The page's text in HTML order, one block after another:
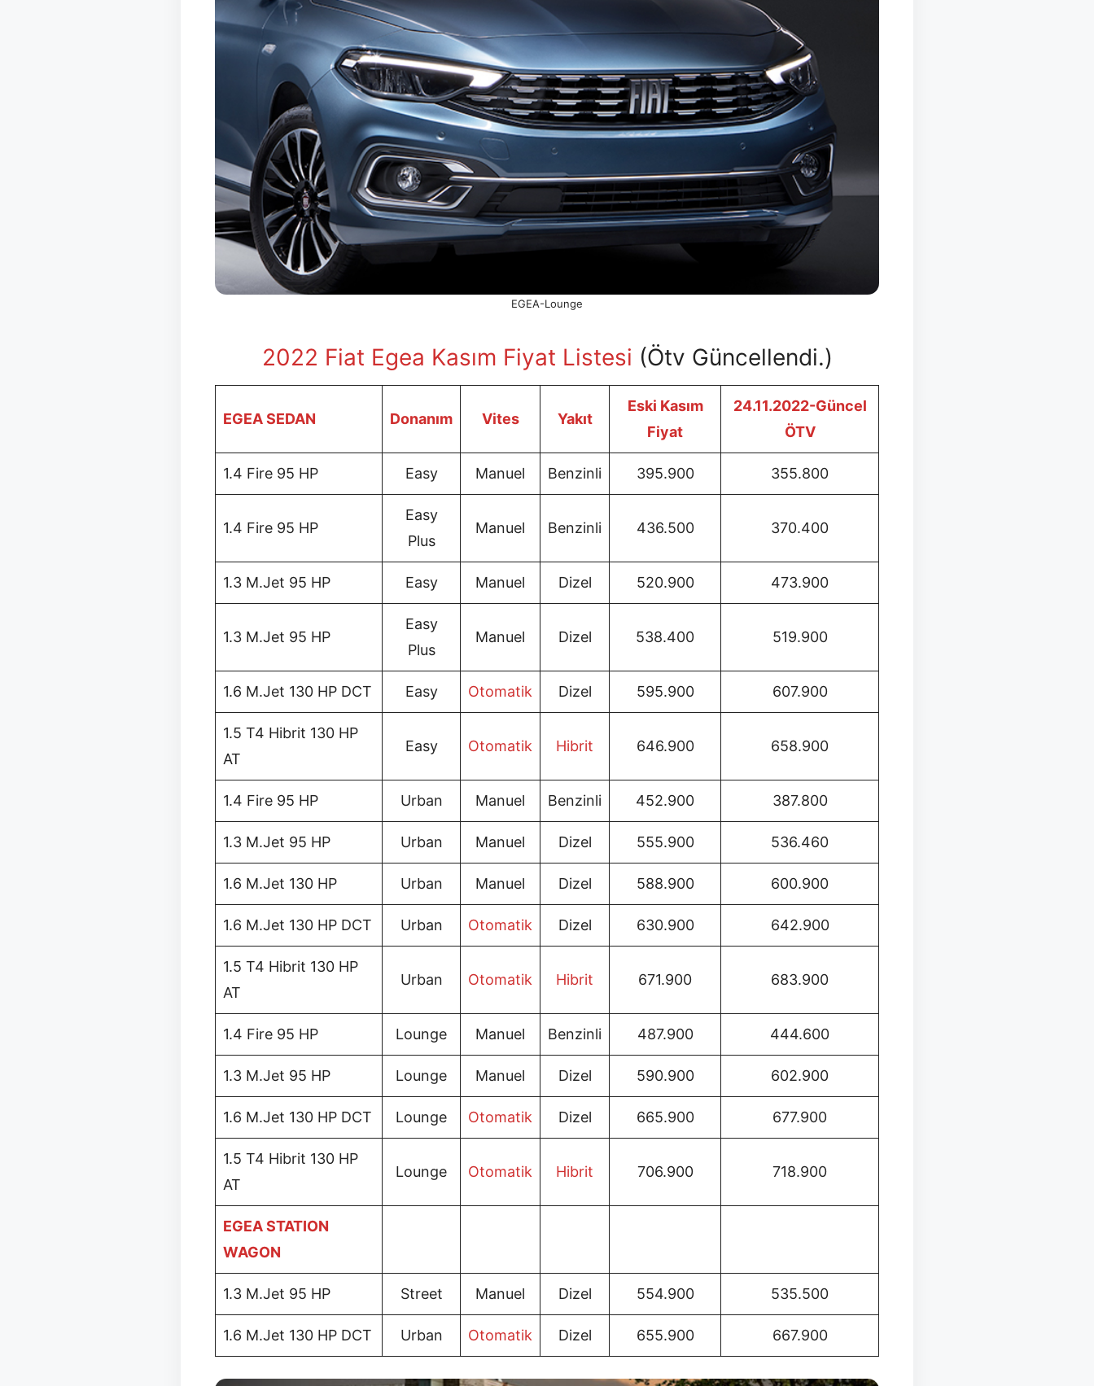
EGEA-Lounge
2022 Fiat Egea Kasım Fiyat Listesi (Ötv Güncellendi.)
EGEA SEDAN Donanım Vites Yakıt
Eski Kasım
Fiyat
24.11.2022-Güncel
ÖTV
1.4 Fire 95 HP Easy Manuel Benzinli 395.900 355.800
1.4 Fire 95 HP
Easy
Plus
Manuel Benzinli 436.500 370.400
1.3 M.Jet 95 HP Easy Manuel Dizel 520.900 473.900
1.3 M.Jet 95 HP
Easy
Plus
Manuel Dizel 538.400 519.900
1.6 M.Jet 130 HP DCT Easy Otomatik Dizel 595.900 607.900
1.5 T4 Hibrit 130 HP
AT
Easy Otomatik Hibrit 646.900 658.900
1.4 Fire 95 HP Urban Manuel Benzinli 452.900 387.800
1.3 M.Jet 95 HP Urban Manuel Dizel 555.900 536.460
1.6 M.Jet 130 HP Urban Manuel Dizel 588.900 600.900
1.6 M.Jet 130 HP DCT Urban Otomatik Dizel 630.900 642.900
1.5 T4 Hibrit 130 HP
AT
Urban Otomatik Hibrit 671.900 683.900
1.4 Fire 95 HP Lounge Manuel Benzinli 487.900 444.600
1.3 M.Jet 95 HP Lounge Manuel Dizel 590.900 602.900
1.6 M.Jet 130 HP DCT Lounge Otomatik Dizel 665.900 677.900
1.5 T4 Hibrit 130 HP
AT
Lounge Otomatik Hibrit 706.900 718.900
EGEA STATION
WAGON
1.3 M.Jet 95 HP Street Manuel Dizel 554.900 535.500
1.6 M.Jet 130 HP DCT Urban Otomatik Dizel 655.900 667.900